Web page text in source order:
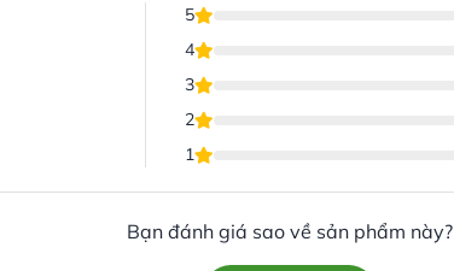
5
4
3
2
1
Bạn đánh giá sao về sản phẩm này?